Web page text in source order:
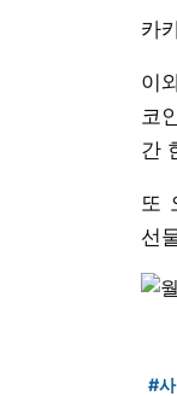
카
이
코
간
또
선
#